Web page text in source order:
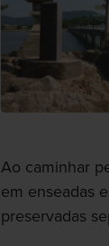
Ao caminhar
em enseadas
preservadas